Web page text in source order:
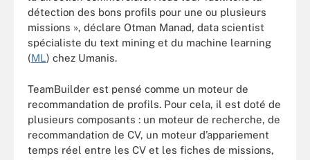
détection des bons profils pour une ou plusieurs
missions », déclare Otman Manad, data scientist
spécialiste du text mining et du machine learning
(ML) chez Umanis.
TeamBuilder est pensé comme un moteur de
recommandation de profils. Pour cela, il est doté de
plusieurs composants : un moteur de recherche, de
recommandation de CV, un moteur d’appariement
temps réel entre les CV et les fiches de missions,